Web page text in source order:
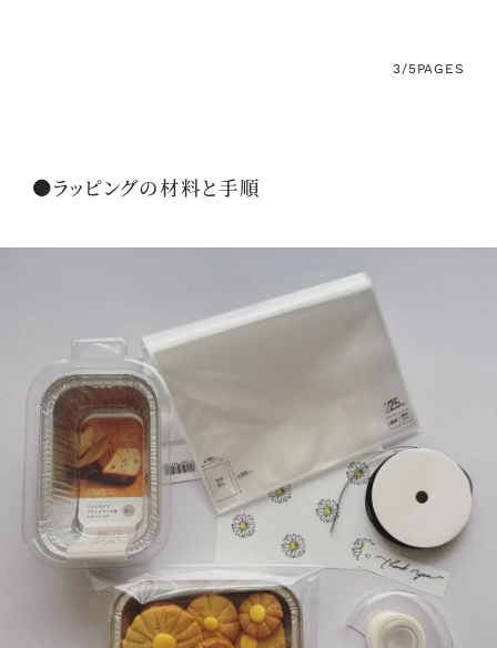
3/5PAGES
●ラッピングの材料と手順